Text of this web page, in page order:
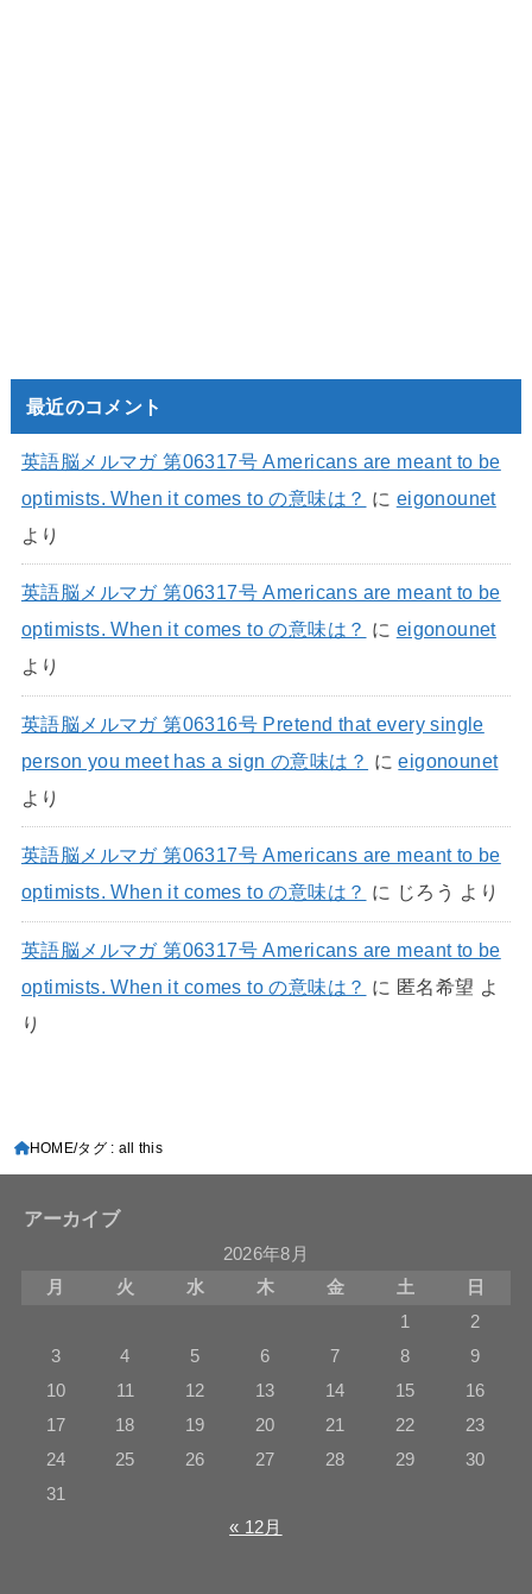
最近のコメント
英語脳メルマガ 第06317号 Americans are meant to be
optimists. When it comes to の意味は？ に eigonounet
より
英語脳メルマガ 第06317号 Americans are meant to be
optimists. When it comes to の意味は？ に eigonounet
より
英語脳メルマガ 第06316号 Pretend that every single
person you meet has a sign の意味は？ にeigonounet
より
英語脳メルマガ 第06317号 Americans are meant to be
optimists. When it comes to の意味は？ に じろう より
英語脳メルマガ 第06317号 Americans are meant to be
optimists. When it comes to の意味は？ に 匿名希望 よ
り
HOME タグ : all this
アーカイブ
2026年8月
月
火 水 木 金 土
日
1
2
3
4 5 6 7 8
9
10
11 12 13 14 15
16
17
18 19 20 21 22
23
24
25 26 27 28 29
30
31
« 12月